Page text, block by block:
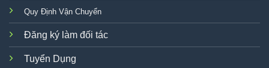
Quy Định Vận Chuyển
Đăng ký làm đối tác
Tuyển Dụng